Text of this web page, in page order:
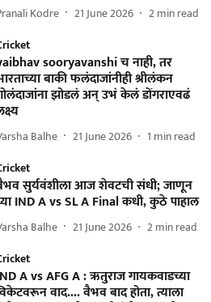
Kodre 21 June 2026 2min read
sooryavanshi च नाही, तर
बाकी फलंदाजांनीही श्रीलंकन
झोडलं अन् उभं केलं डोंगराएवढं
Balhe 21 June 2026 1 min read
सुर्यवंशीला आज शेवटची संधी; जाणून
IND A vs SL A Final कधी, कुठे पाहाल
Balhe 21 June 2026 2min read
A vs AFG A : ऋतुराज गायकवाडच्या
वाद.... वैभव बाद होता, त्याला